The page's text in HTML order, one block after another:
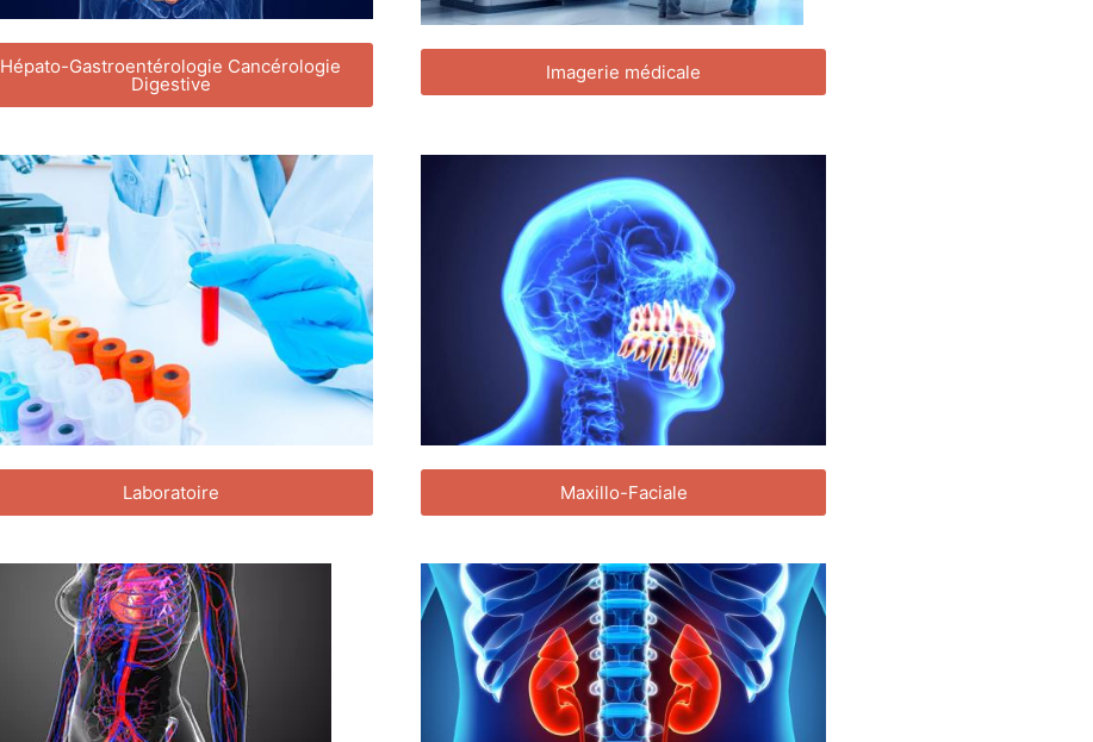
Hépato-Gastroentérologie Cancérologie
Digestive
Imagerie médicale
Laboratoire Maxillo-Faciale